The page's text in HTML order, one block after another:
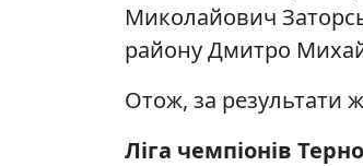
Миколайович
району Дмитро
Отож, за результати
Ліга чемпіонів